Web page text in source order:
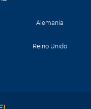
Alemania
Reino Unido